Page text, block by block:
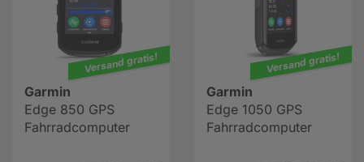
Versand gratis!
Garmin
Edge 850 GPS
Fahrradcomputer
Versand gratis!
Garmin
Edge 1050 GPS
Fahrradcomputer